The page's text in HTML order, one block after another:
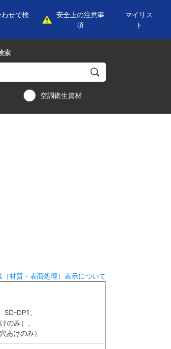
せで検
安全上の注意事
項
マイリス
ト
索
空調衛生資材
（材質・表面処理）表示について
DP1、
のみ）、
あけのみ）